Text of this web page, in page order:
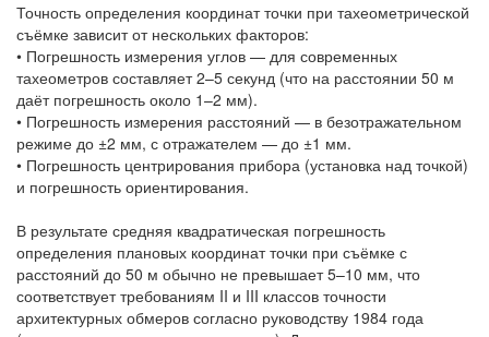
Точность определения координат точки при тахеометрической
съёмке зависит от нескольких факторов:
• Погрешность измерения углов — для современных
тахеометров составляет 2–5 секунд (что на расстоянии 50 м
даёт погрешность около 1–2 мм).
• Погрешность измерения расстояний — в безотражательном
режиме до ±2 мм, с отражателем — до ±1 мм.
• Погрешность центрирования прибора (установка над точкой)
и погрешность ориентирования.
В результате средняя квадратическая погрешность
определения плановых координат точки при съёмке с
расстояний до 50 м обычно не превышает 5–10 мм, что
соответствует требованиям II и III классов точности
архитектурных обмеров согласно руководству 1984 года